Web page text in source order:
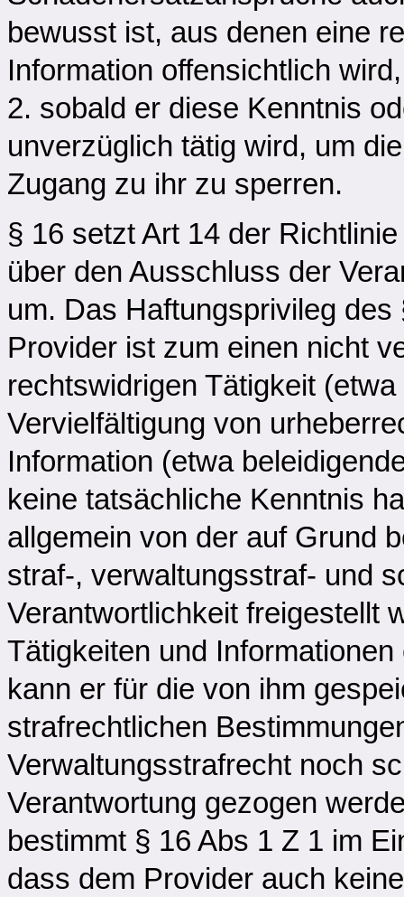
bewusst ist, aus denen eine
Information offensichtlich
2. sobald er diese Kenntnis
unverzüglich tätig wird, um
Zugang zu ihr zu sperren.
§ 16 setzt Art 14 der
über den Ausschluss der
um. Das Haftungsprivileg
Provider ist zum einen nicht
rechtswidrigen Tätigkeit
Vervielfältigung von
Information (etwa
keine tatsächliche Kenntnis
allgemein von der auf Grund
straf-, verwaltungsstraf- und
Verantwortlichkeit freigestellt
Tätigkeiten und
kann er für die von ihm
strafrechtlichen
Verwaltungsstrafrecht noch
Verantwortung gezogen
bestimmt § 16 Abs 1 Z 1 im
dass dem Provider auch